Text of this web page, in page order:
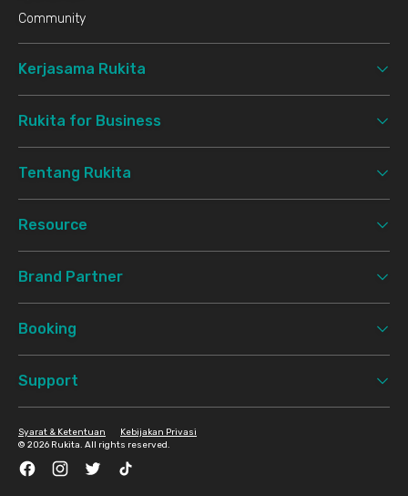
Community
Kerjasama Rukita
Rukita for Business
Tentang Rukita
Resource
Brand Partner
Booking
Support
© 2026 Rukita. All rights reserved.
Syarat & Ketentuan Kebijakan Privasi
FacebookInstagramTwitter TikTok